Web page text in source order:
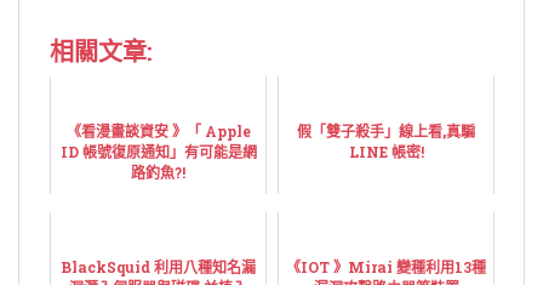
相關文章:
《看漫畫談資安 》「 Apple
ID 帳號復原通知」有可能是網
路釣魚?!
假「雙子殺手」線上看,真騙
LINE 帳密!
BlackSquid 利用八種知名漏
《IOT 》Mirai 變種利用13種